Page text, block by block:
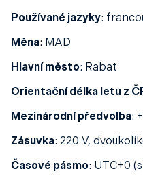
Maroko nabízírozmanité
vesnice v pohoří Atlas
Nechybí anipláže podél
relaxace.
Používané jazyky:
Měna: MAD
Hlavní město: Rabat
Orientační délka letu z
Mezinárodní předvolba:
Zásuvka: 220 V,
Časové pásmo: UTC+0